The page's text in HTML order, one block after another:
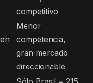
competitivo
Menor
competencia,
gran mercado
direccionable
Sólo Brasil = 215